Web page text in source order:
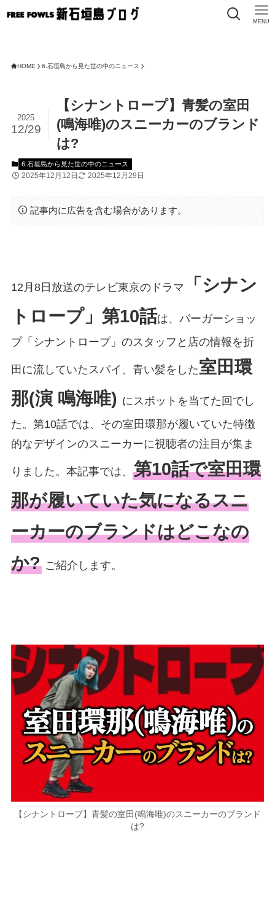
MENU
HOME 6.石垣島から見た世の中のニュース
【シナントロープ】青髪の室田
(鳴海唯)のスニーカーのブランド
は?
2025
12/29
6.石垣島から見た世の中のニュース
2025年12月12日 2025年12月29日
記事内に広告を含む場合があります。
12月8日放送のテレビ東京のドラマ
「シナン
トロープ」第10話は、バーガーショッ
プ「シナントロープ」のスタッフと店の情報を折
田に流していたスパイ、青い髪をした室田環
那(演 鳴海唯) にスポットを当てた回でし
た。第10話では、その室田環那が履いていた特徴
的なデザインのスニーカーに視聴者の注目が集ま
りました。本記事では、 第10話で室田環
那が履いていた気になるスニ
ーカーのブランドはどこなの
か?ご紹介します。
【シナントロープ】青髪の室田(鳴海唯)のスニーカーのブランド
は?